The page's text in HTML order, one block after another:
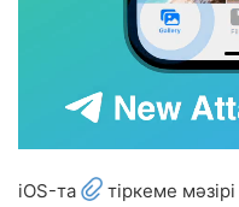
iOS-та тіркеме мәзірі